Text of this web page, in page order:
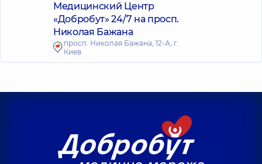
Медицинский Центр
«Добробут» 24/7 на просп.
Николая Бажана
просп. Николая Бажана, 12-А, г.
Киев